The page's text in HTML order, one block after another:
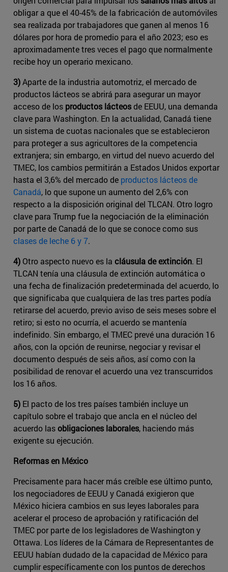
obligar a que el 40-45% de la fabricación de automóviles
sea realizada por trabajadores que ganen al menos 16
dólares por hora de promedio para el año 2023; eso es
aproximadamente tres veces el pago que normalmente
recibe hoy un operario mexicano.
3)Aparte de la industria automotriz, el mercado de
productos lácteos se abrirá para asegurar un mayor
acceso de los productos lácteosde EEUU, una demanda
clave para Washington. En la actualidad, Canadá tiene
un sistema de cuotas nacionales que se establecieron
para proteger a sus agricultores de la competencia
extranjera; sin embargo, en virtud del nuevo acuerdo del
TMEC, los cambios permitirán a Estados Unidos exportar
hasta el 3,6% del mercado de productos lácteos de
Canadá​, lo que supone un aumento del 2,6% con
respecto a la disposición original del TLCAN. Otro logro
clave para Trump fue la negociación de la eliminación
por parte de Canadá de lo que se conoce como sus ​
clases de leche 6 y 7​.
4) Otro aspecto nuevo es la cláusula de extinción. El
TLCAN tenía una cláusula de extinción automática o
una fecha de finalización predeterminada del acuerdo, lo
que significaba que cualquiera de las tres partes podía
retirarse del acuerdo, previo aviso de seis meses sobre el
retiro; si esto no ocurría, el acuerdo se mantenía
indefinido. Sin embargo, el TMEC prevé una duración 16
años, con la opción de reunirse, negociar y revisar el
documento después de seis años, así como con la
posibilidad de renovar el acuerdo una vez transcurridos
los 16 años.
5) El pacto de los tres países también incluye un
capítulo sobre el trabajo que ancla en el núcleo del
acuerdo lasobligaciones laborales, haciendo más
exigente su ejecución.
Reformas en México
Precisamente para hacer más creíble ese último punto,
los negociadores de EEUU y Canadá exigieron que
México hiciera cambios en sus leyes laborales para
acelerar el proceso de aprobación y ratificación del
TMEC por parte de los legisladores de Washington y
Ottawa. Los líderes de la Cámara de Representantes de
EEUU habían dudado de la capacidad de México para
cumplir específicamente con los puntos de derechos